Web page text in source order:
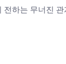
하는 무너진